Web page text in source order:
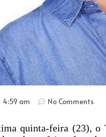
4:59 am No Comments
quinta-feira (23), o